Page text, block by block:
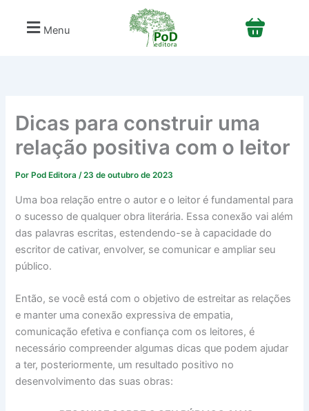
Menu
Dicas para construir uma
relação positiva com o leitor
Por Pod Editora/23 de outubro de 2023
Uma boa relação entre o autor e o leitor é fundamental para
o sucesso de qualquer obra literária. Essa conexão vai além
das palavras escritas, estendendo-se à capacidade do
escritor de cativar, envolver, se comunicar e ampliar seu
público.
Então, se você está com o objetivo de estreitar as relações
e manter uma conexão expressiva de empatia,
comunicação efetiva e confiança com os leitores, é
necessário compreender algumas dicas que podem ajudar
a ter, posteriormente, um resultado positivo no
desenvolvimento das suas obras:
a
s